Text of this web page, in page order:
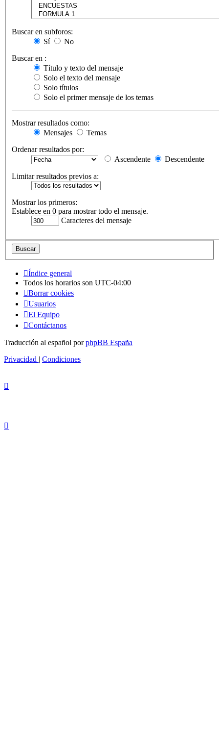
Buscar en subforos:
Sí
No
Buscar en :
Título y texto del mensaje
Solo el texto del mensaje
Solo títulos
Solo el primer mensaje de los temas
Mostrar resultados como:
Mensajes
Temas
Ordenar resultados por:
Ascendente
Descendente
Limitar resultados previos a:
Mostrar los primeros:
Establece en 0 para mostrar todo el mensaje.
Caracteres del mensaje
Índice general
Todos los horarios son UTC-04:00
Borrar cookies
Usuarios
El Equipo
Contáctanos
Traducción al español porphpBB España
Privacidad | Condiciones